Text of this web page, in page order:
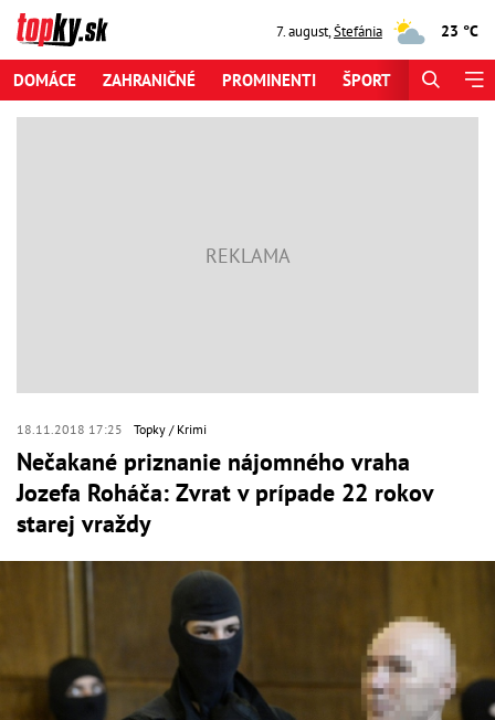
7. august,Štefánia 23 °C
DOMÁCE ZAHRANIČNÉ PROMINENTI ŠPORT
18.11.2018 17:25 Topky Krimi
Nečakané priznanie nájomného vraha
Jozefa Roháča: Zvrat v prípade 22 rokov
starej vraždy